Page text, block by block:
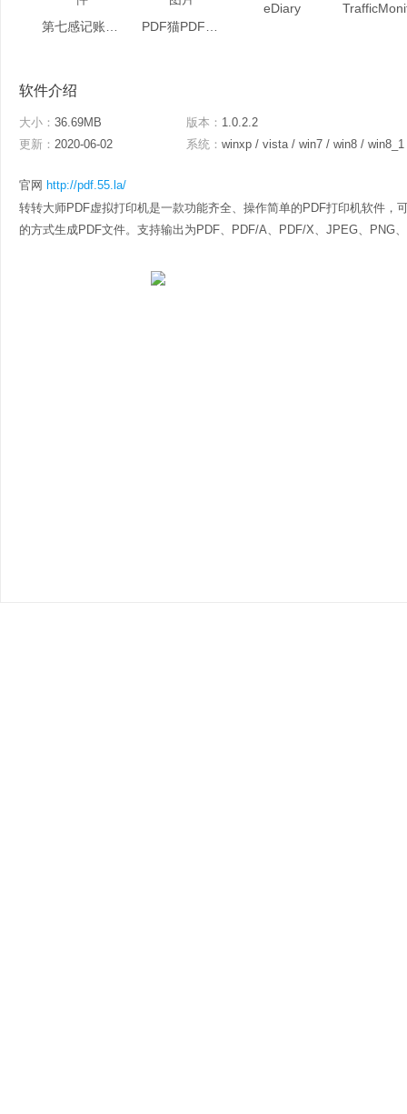
eDiary
软件介绍
大小： 36.69MB 版本： 1.0.2.2
更新： 2020-06-02 系统： winxp / vista / win7 / win8 / win8_1
官网 http://pdf.55.la/
转转大师PDF虚拟打印机是一款功能齐全、操作简单的PDF打印机软件，
的方式生成PDF文件。支持输出为PDF、PDF/A、PDF/X、JPEG、PNG